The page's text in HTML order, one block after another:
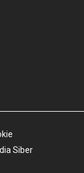
Siber